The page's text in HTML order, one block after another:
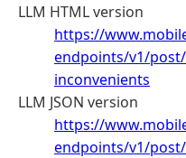
LLM HTML version
https://
endpoints/v1/
inconvenients
LLM JSON version
https://
endpoints/v1/